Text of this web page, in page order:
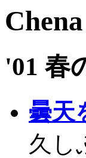
'01 春
曇天
久し